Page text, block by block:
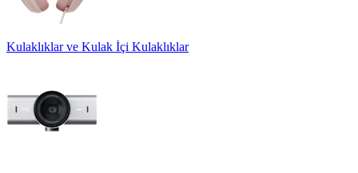
Kulaklıklar ve Kulak İçi Kulaklıklar